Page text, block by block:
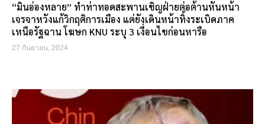
“มินอ่องหลาย” ทำท่าทอดสะพานเชิญฝ่ายต่อต้านหันหน้า
เจรจาหวังแก้วิกฤติการเมือง แต่ยังเดินหน้าทิ้งระเบิดภาค
เหนือรัฐฉาน โฆษก KNU ระบุ 3 เงื่อนไขก่อนหารือ
27 กันยายน, 2024